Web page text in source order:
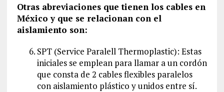
Otras abreviaciones que tienen los cables en
México y que se relacionan con el
aislamiento son:
SPT (Service Paralell Thermoplastic): Estas
iniciales se emplean para llamar a un cordón
que consta de 2 cables flexibles paralelos
con aislamiento plástico y unidos entre sí.